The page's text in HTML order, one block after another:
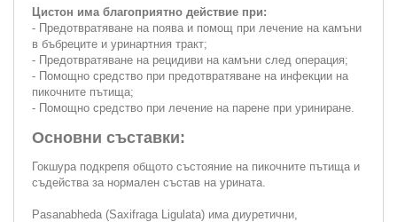
Цистон има благоприятно действие при:
- Предотвратяване на поява и помощ при лечение на камъни
в бъбреците и уринартния тракт;
- Предотвратяване на рецидиви на камъни след операция;
- Помощно средство при предотвратяване на инфекции на
пикочните пътища;
- Помощно средство при лечение на парене при уриниране.
Основни съставки:
Гокшура подкрепя общото състояние на пикочните пътища и
съдейства за нормален състав на урината.
Pasanabheda (Saxifraga Ligulata) има диуретични,